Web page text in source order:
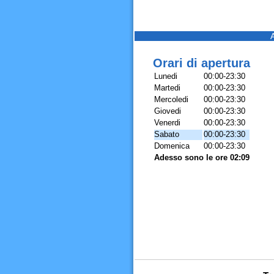
Orari di apertura
Lunedi
00:00-23:30
Martedi
00:00-23:30
Mercoledi
00:00-23:30
Giovedi
00:00-23:30
Venerdi
00:00-23:30
Sabato
00:00-23:30
Domenica
00:00-23:30
Adesso sono le ore 02:09